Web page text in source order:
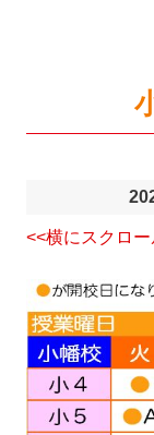
<<横にスクロー